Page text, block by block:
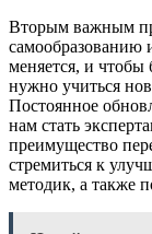
Вторым важным
самообразованию
меняется, и
нужно учиться
Постоянное
нам стать
преимущество
стремиться к
методик, а также